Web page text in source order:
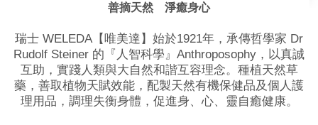
善摘天然 淨癒身心
瑞士 WELEDA【唯美達】始於1921年，承傳哲學家 Dr
Rudolf Steiner 的『人智科學』Anthroposophy，以真誠
互助，實踐人類與大自然和諧互容理念。種植天然草
藥，善取植物天賦效能，配製天然有機保健品及個人護
理用品，調理失衡身體，促進身、心、靈自癒健康。